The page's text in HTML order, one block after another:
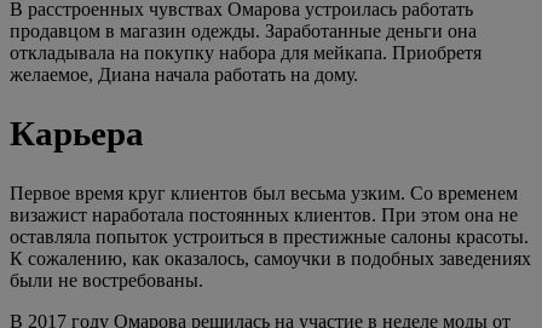
В расстроенных чувствах Омарова устроилась работать
продавцом в магазин одежды. Заработанные деньги она
откладывала на покупку набора для мейкапа. Приобретя
желаемое, Диана начала работать на дому.
Карьера
Первое время круг клиентов был весьма узким. Со временем
визажист наработала постоянных клиентов. При этом она не
оставляла попыток устроиться в престижные салоны красоты.
К сожалению, как оказалось, самоучки в подобных заведениях
были не востребованы.
В 2017 году Омарова решилась на участие в неделе моды от